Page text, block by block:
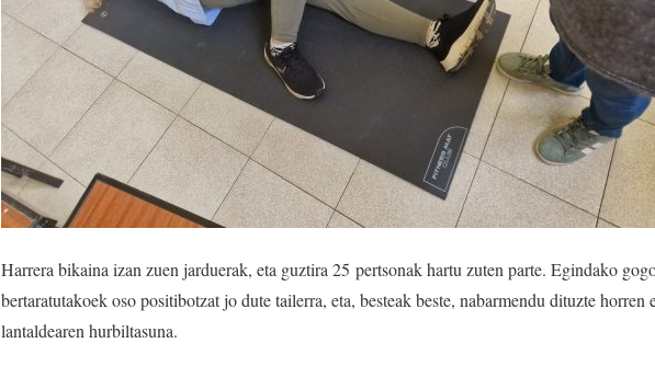
Harrera bikaina izan zuen jarduerak, eta guztira 25 pertsonak hartu zuten parte. Egindako
bertaratutakoek oso positibotzat jo dute tailerra, eta, besteak beste, nabarmendu dituzte horren
lantaldearen hurbiltasuna.